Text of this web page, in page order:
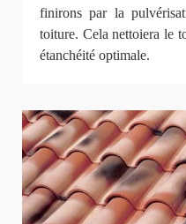
finirons par la
toiture. Cela nettoiera le
étanchéité optimale.